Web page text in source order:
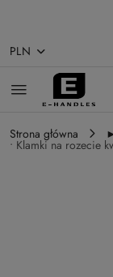
Przejdź do
Przejdź do
Przejdź do
Przejdź do
Przejdź do
Przejdź do
PLN
Strona główna
• Klamki na rozecie